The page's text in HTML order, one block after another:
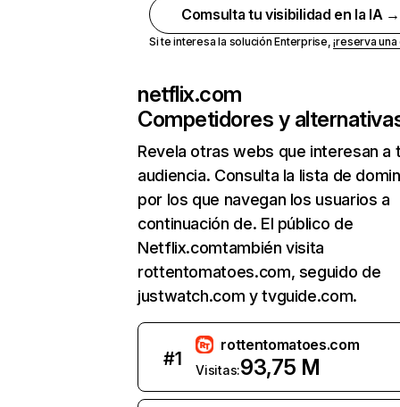
Comsulta tu visibilidad en la IA →
Si te interesa la solución Enterprise,¡reserva
netflix.com
Competidores y
Revela otras webs que interesan a
audiencia. Consulta la lista de
por los que navegan los usuarios a
continuación de. El público de
Netflix.comtambién visita
rottentomatoes.com, seguido de
justwatch.com y tvguide.com.
#1
rottentomatoes.com
Visitas:93,75 M